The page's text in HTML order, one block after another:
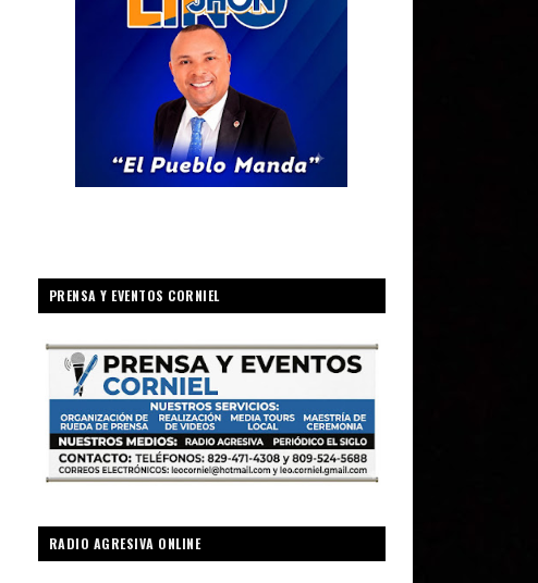
PRENSA Y EVENTOS CORNIEL
RADIO AGRESIVA ONLINE